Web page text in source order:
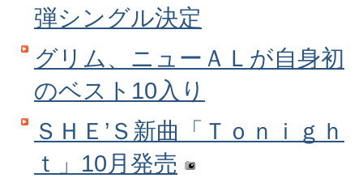
弾シングル決定
グリム、ニューＡＬが自身初
のベスト10入り
ＳＨＥ’Ｓ新曲「Ｔｏｎｉｇｈ
ｔ」10月発売